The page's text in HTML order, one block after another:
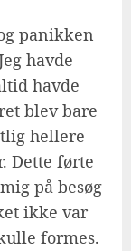
panikken
havde
havde
blev bare
hellere
Dette førte
på besøg
ikke var
formes.